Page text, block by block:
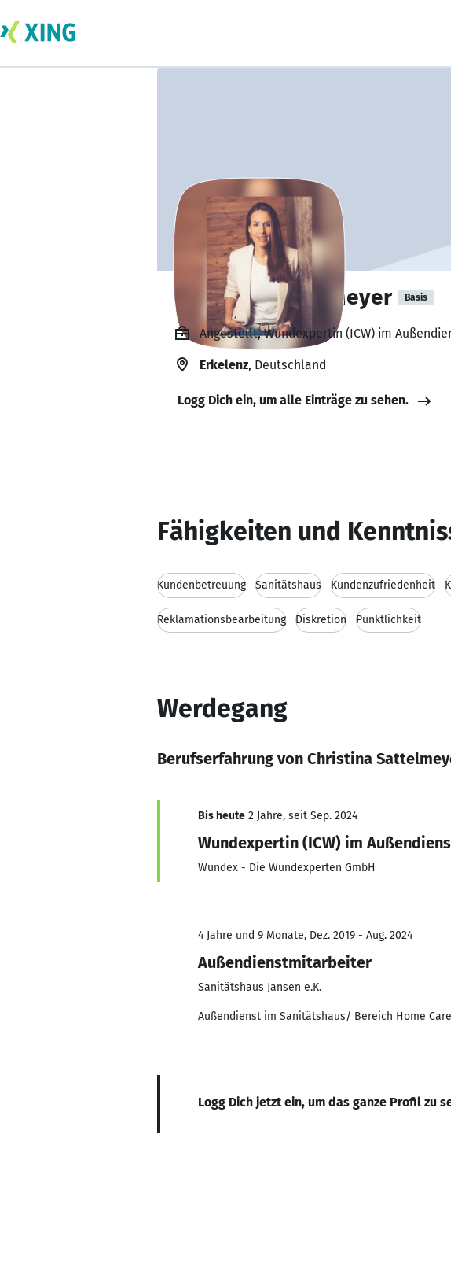
Christina Sattelmeyer Basis
Angestellt, Wundexpertin (ICW) im
Erkelenz, Deutschland
Logg Dich ein, um alle Einträge zu sehen.
Fähigkeiten und
Kundenbetreuung Sanitätshaus Kundenzufriedenheit
Reklamationsbearbeitung Diskretion Pünktlichkeit
Werdegang
Berufserfahrung von Christina
Bis heute 2 Jahre, seit Sep. 2024
Wundexpertin (ICW) im
Wundex - Die Wundexperten GmbH
4 Jahre und 9 Monate, Dez. 2019 - Aug. 2024
Außendienstmitarbeiter
Sanitätshaus Jansen e.K.
Außendienst im Sanitätshaus/ Bereich Home
Logg Dich jetzt ein, um das ganze Profil zu